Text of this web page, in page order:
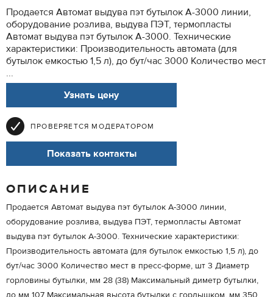
Продается Автомат выдува пэт бутылок А-3000 линии,
оборудование розлива, выдува ПЭТ, термопласты
Автомат выдува пэт бутылок А-3000. Технические
характеристики: Производительность автомата (для
бутылок емкостью 1,5 л), до бут/час 3000 Количество мест
...
Узнать цену
ПРОВЕРЯЕТСЯ МОДЕРАТОРОМ
Показать контакты
ОПИСАНИЕ
Продается Автомат выдува пэт бутылок А-3000 линии,
оборудование розлива, выдува ПЭТ, термопласты Автомат
выдува пэт бутылок А-3000. Технические характеристики:
Производительность автомата (для бутылок емкостью 1,5 л), до
бут/час 3000 Количество мест в пресс-форме, шт 3 Диаметр
горловины бутылки, мм 28 (38) Максимальный диметр бутылки,